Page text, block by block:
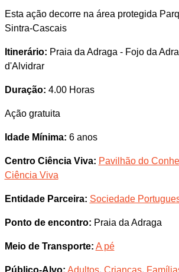
Esta ação decorre na área protegida
Sintra-Cascais
Itinerário: Praia da Adraga - Fojo da
d'Alvidrar
Duração: 4.00 Horas
Ação gratuita
Idade Mínima: 6 anos
Centro Ciência Viva: Pavilhão do
Ciência Viva
Entidade Parceira: Sociedade
Ponto de encontro: Praia da Adraga
Meio de Transporte: A pé
Público-Alvo: Adultos, Crianças,